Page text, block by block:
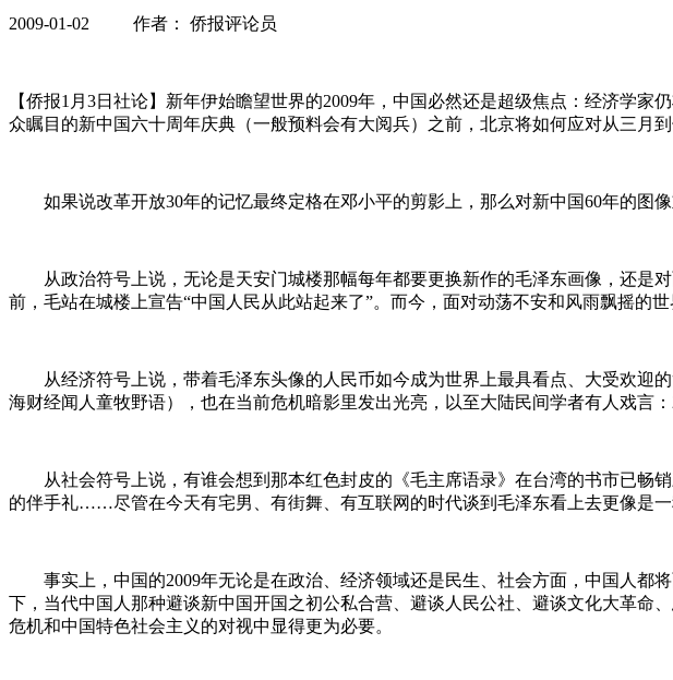
2009-01-02 作者： 侨报评论员
【侨报1 月 3日社论】新年伊始瞻望世界的2009年，中国必然还是超级焦点：经济学家
众瞩目的新中国六十周年庆典 （一般预料会有大阅兵）之前，北京将如何应对从三
如果说改革开放30年的记忆最终定格在邓小平的剪影上 ， 那么对新中国60年的图
从政治符号上说，无论是天安门城楼那幅每年都要更换新作的毛泽东画像，还是
前，毛站在城楼上宣告“中国人民从此站起来了”。而今，面对动荡不安和风雨飘摇的
从经济符号上说， 带着毛泽东头像的人民币如今成为世界上最具看点、大受欢迎的
海财经闻人童牧野语），也在当前危机暗影里发出光亮，以至大陆民间学者有人戏言：
从社会符号上说，有谁会想到那本红色封皮的《毛主席语录》在台湾的书市已畅
的伴手礼……尽管在今天有宅男、有街舞、有互联网的时代谈到毛泽东看上去更像是
事实上， 中国的2009年无论是在政治、经济领域还是民生、社会方面，中国人都
下，当代中国人那种避谈新中国开国之初公私合营、避谈人民公社、避谈文化大革命
危机和中国特色社会主义的对视中显得更为必要。